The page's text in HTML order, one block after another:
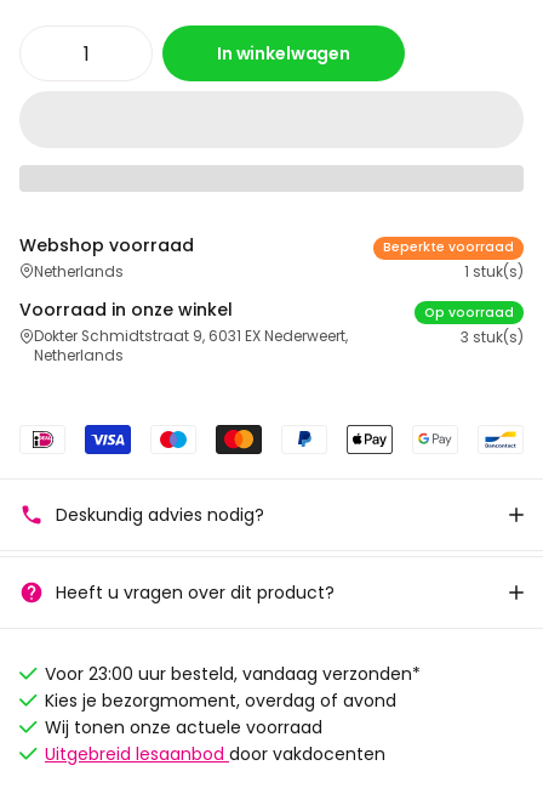
In winkelwagen
Webshop voorraad
Netherlands
Beperkte voorraad
1 stuk(s)
Voorraad in onze winkel
Dokter Schmidtstraat 9, 6031 EX Nederweert,
Netherlands
Op voorraad
3 stuk(s)
Deskundig advies nodig?
Heeft u vragen over dit product?
Voor 23:00 uur besteld, vandaag verzonden*
Kies je bezorgmoment, overdag of avond
Wij tonen onze actuele voorraad
Uitgebreid lesaanbod door vakdocenten